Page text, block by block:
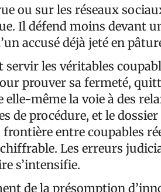
ou sur les réseaux
Il défend moins devant
accusé déjà jeté en
les véritables
prouver sa fermeté,
même la voie à des
de procédure, et le dossier
entre coupables
Les erreurs
s’intensifie.
de la présomption